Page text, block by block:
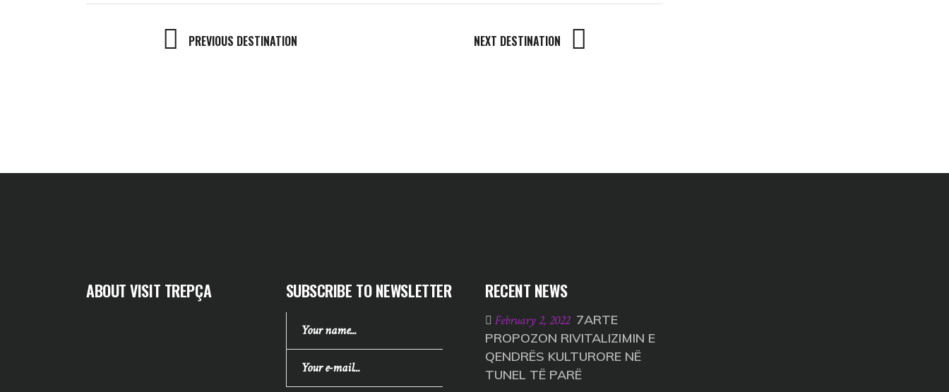
PREVIOUS DESTINATION NEXT DESTINATION
ABOUT VISIT TREPÇA SUBSCRIBE TO NEWSLETTER RECENT NEWS
February 2, 2022 7ARTE
PROPOZON RIVITALIZIMIN E
QENDRËS KULTURORE NË
TUNEL TË PARË